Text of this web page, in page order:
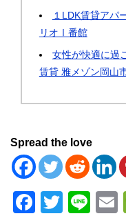
１LDK賃貸アパ
リオⅠ番館
女性が快適に過
賃貸 雅メゾン岡山
Spread the love
F
T
Li